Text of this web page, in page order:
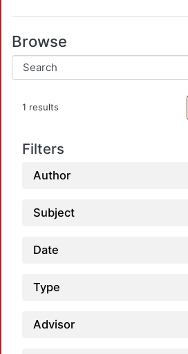
Browse
1 results
Filters
Author
Subject
Date
Type
Advisor